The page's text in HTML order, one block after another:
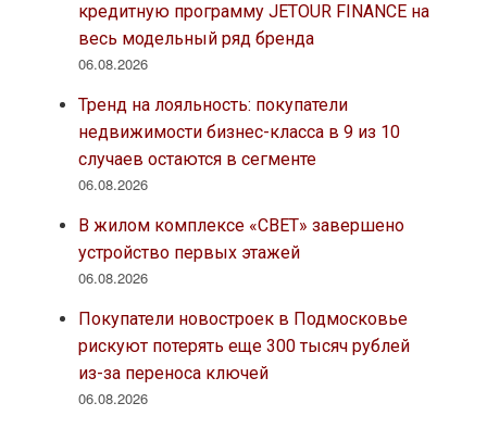
кредитную программу JETOUR FINANCE на
весь модельный ряд бренда
06.08.2026
Тренд на лояльность: покупатели
недвижимости бизнес-класса в 9 из 10
случаев остаются в сегменте
06.08.2026
В жилом комплексе «СВЕТ» завершено
устройство первых этажей
06.08.2026
Покупатели новостроек в Подмосковье
рискуют потерять еще 300 тысяч рублей
из-за переноса ключей
06.08.2026